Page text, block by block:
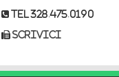
tel 328.475.0190
scrivici